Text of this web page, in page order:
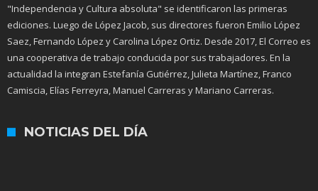
"Independencia y Cultura absoluta" se identificaron las primeras
ediciones. Luego de López Jacob, sus directores fueron Emilio López
Saez, Fernando López y Carolina López Ortiz. Desde 2017, El Correo es
una cooperativa de trabajo conducida por sus trabajadores. En la
actualidad la integran Estefanía Gutiérrez, Julieta Martínez, Franco
Camiscia, Elías Ferreyra, Manuel Carreras y Mariano Carreras.
NOTICIAS DEL DÍA